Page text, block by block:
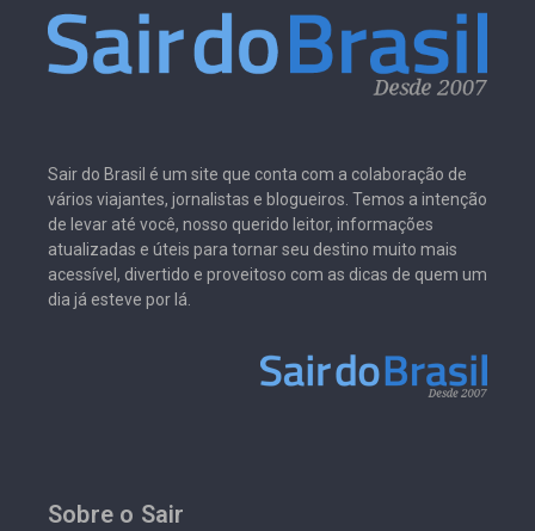
Sair do Brasil é um site que conta com a colaboração de
vários viajantes, jornalistas e blogueiros. Temos a intenção
de levar até você, nosso querido leitor, informações
atualizadas e úteis para tornar seu destino muito mais
acessível, divertido e proveitoso com as dicas de quem um
dia já esteve por lá.
Sobre o Sair